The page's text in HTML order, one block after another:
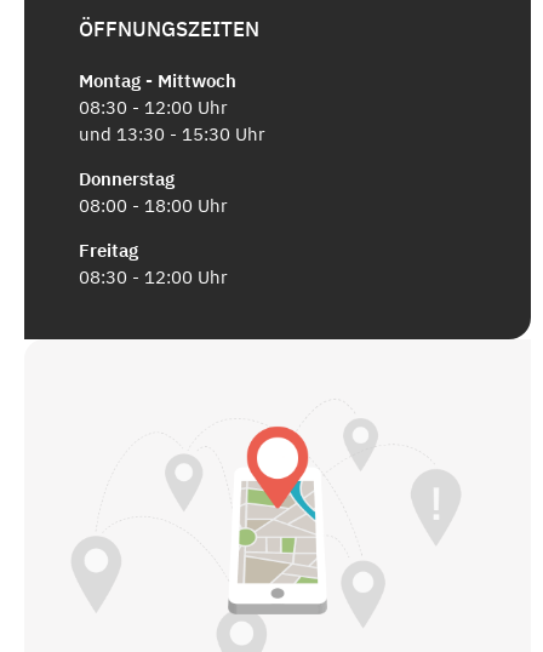
ÖFFNUNGSZEITEN
Montag - Mittwoch
08:30 - 12:00 Uhr
und 13:30 - 15:30 Uhr
Donnerstag
08:00 - 18:00 Uhr
Freitag
08:30 - 12:00 Uhr